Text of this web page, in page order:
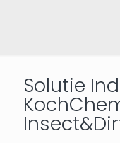
Solutie